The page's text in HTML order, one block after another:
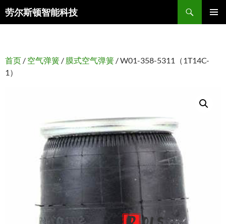
劳尔斯顿智能科技
搜
索
首页 / 空气弹簧 / 膜式空气弹簧 / W01-358-5311（1T14C-
1）